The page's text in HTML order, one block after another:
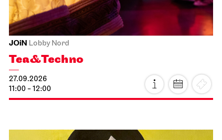
JOiN Lobby Nord
Tea&Techno
27.09.2026
11:00 - 12:00